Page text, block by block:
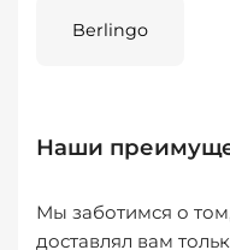
Berlingo
Наши
Мы заботимся о
доставлял вам